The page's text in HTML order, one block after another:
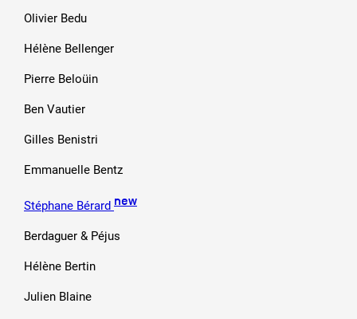
Olivier Bedu
Hélène Bellenger
Pierre Beloüin
Ben Vautier
Gilles Benistri
Emmanuelle Bentz
Stéphane Bérard new
Berdaguer & Péjus
Hélène Bertin
Julien Blaine